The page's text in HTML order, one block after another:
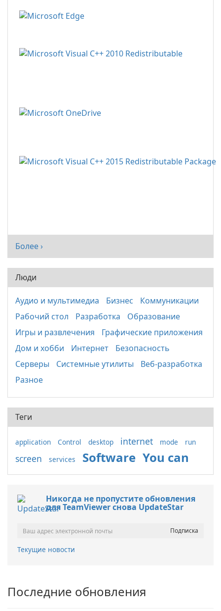
Более ›
Люди
Аудио и мультимедиа Бизнес
Коммуникации
Рабочий стол
Разработка
Образование
Игры и развлечения
Графические приложения
Дом и хобби
Интернет
Безопасность
Серверы
Системные утилиты
Веб-разработка
Разное
Теги
application Control desktop internet mode run
screen services Software You can
Никогда не пропустите обновления
для TeamViewer снова UpdateStar
Текущие новости
Последние обновления